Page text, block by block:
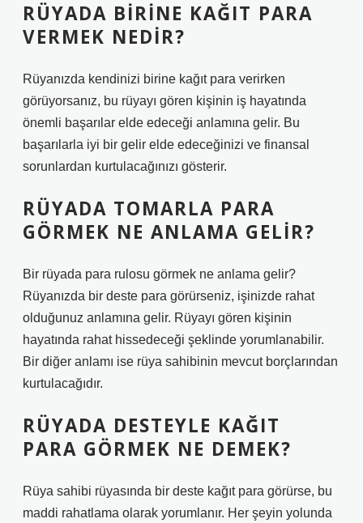
RÜYADA BIRINE KAĞIT PARA
VERMEK NEDIR?
Rüyanızda kendinizi birine kağıt para verirken
görüyorsanız, bu rüyayı gören kişinin iş hayatında
önemli başarılar elde edeceği anlamına gelir. Bu
başarılarla iyi bir gelir elde edeceğinizi ve finansal
sorunlardan kurtulacağınızı gösterir.
RÜYADA TOMARLA PARA
GÖRMEK NE ANLAMA GELIR?
Bir rüyada para rulosu görmek ne anlama gelir?
Rüyanızda bir deste para görürseniz, işinizde rahat
olduğunuz anlamına gelir. Rüyayı gören kişinin
hayatında rahat hissedeceği şeklinde yorumlanabilir.
Bir diğer anlamı ise rüya sahibinin mevcut borçlarından
kurtulacağıdır.
RÜYADA DESTEYLE KAĞIT
PARA GÖRMEK NE DEMEK?
Rüya sahibi rüyasında bir deste kağıt para görürse, bu
maddi rahatlama olarak yorumlanır. Her şeyin yolunda